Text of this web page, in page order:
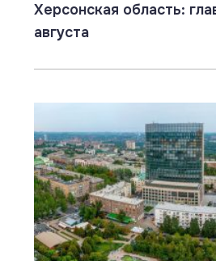
Херсонская область:
августа